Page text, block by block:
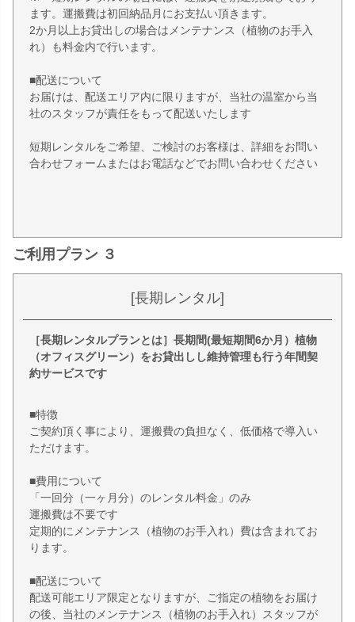
ます。運搬費は初回納品月にお支払い頂きます。
2か月以上お貸出しの場合はメンテナンス（植物のお手入
れ）も料金内で行います。
■配送について
お届けは、配送エリア内に限りますが、当社の温室から当
社のスタッフが責任をもって配送いたします
短期レンタルをご希望、ご検討のお客様は、詳細をお問い
合わせフォームまたはお電話などでお問い合わせください
ご利用プラン ３
[長期レンタル]
［長期レンタルプランとは］長期間(最短期間6か月）植物
（オフィスグリーン）をお貸出しし維持管理も行う年間契
約サービスです
■特徴
ご契約頂く事により、運搬費の負担なく、低価格で導入い
ただけます。
■費用について
「一回分（一ヶ月分）のレンタル料金」のみ
運搬費は不要です
定期的にメンテナンス（植物のお手入れ）費は含まれてお
ります。
■配送について
配送可能エリア限定となりますが、ご指定の植物をお届け
の後、当社のメンテナンス（植物のお手入れ）スタッフが